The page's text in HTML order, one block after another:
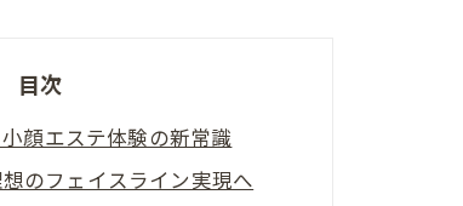
目次
顔エステ体験の新常識
のフェイスライン実現へ